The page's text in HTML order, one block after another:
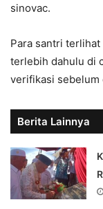
sinovac.
Para santri
terlebih dahulu di
verifikasi sebelum
Berita Lainnya